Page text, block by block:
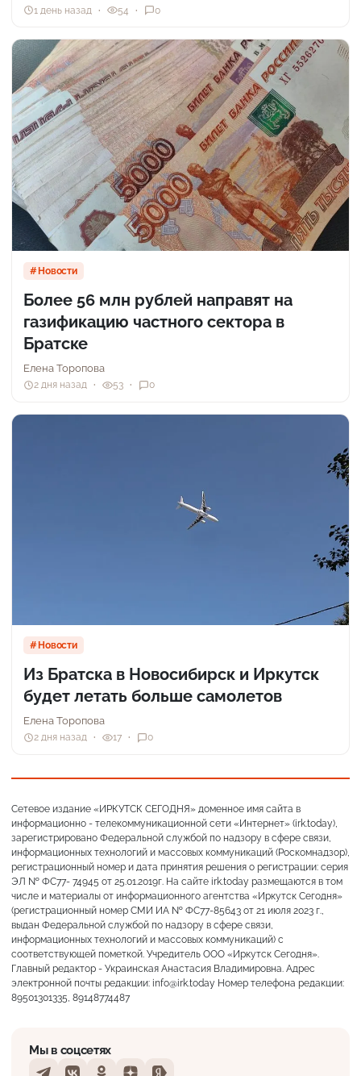
1 день назад 54 0
Новости
Более 56 млн рублей направят на
газификацию частного сектора в
Братске
Елена Торопова
2 дня назад 53 0
Новости
Из Братска в Новосибирск и Иркутск
будет летать больше самолетов
Елена Торопова
2 дня назад 17 0
Сетевое издание «ИРКУТСК СЕГОДНЯ» доменное имя сайта в
информационно - телекоммуникационной сети «Интернет» (irk.today),
зарегистрировано Федеральной службой по надзору в сфере связи,
информационных технологий и массовых коммуникаций (Роскомнадзор),
регистрационный номер и дата принятия решения о регистрации: серия
ЭЛ № ФС77- 74945 от 25.01.2019г. На сайте irk.today размещаются в том
числе и материалы от информационного агентства «Иркутск Сегодня»
(регистрационный номер СМИ ИА № ФС77-85643 от 21 июля 2023 г.,
выдан Федеральной службой по надзору в сфере связи,
информационных технологий и массовых коммуникаций) с
соответствующей пометкой. Учредитель ООО «Иркутск Сегодня».
Главный редактор - Украинская Анастасия Владимировна. Адрес
электронной почты редакции: info@irk.today Номер телефона редакции:
89501301335, 89148774487
Мы в соцсетях